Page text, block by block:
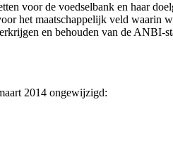
voor de voedselbank en haar
het maatschappelijk veld waarin
en behouden van de
2014 ongewijzigd: